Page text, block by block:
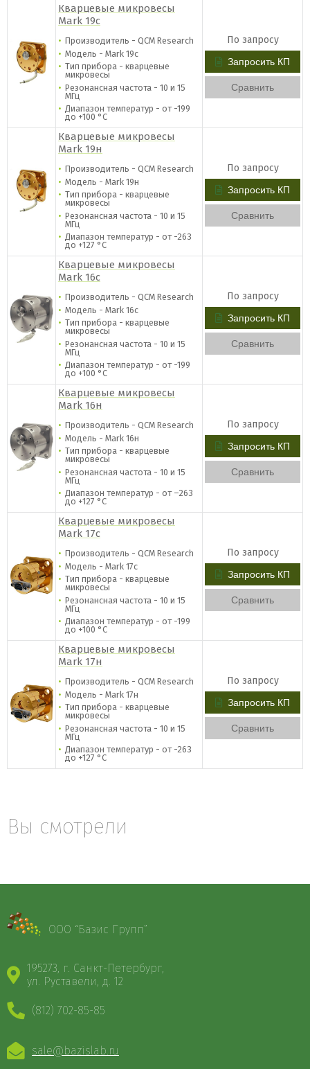
Кварцевые микровесы
Mark 19с
Производитель - QCM Research
Модель - Mark 19с
Тип прибора - кварцевые
микровесы
Резонансная частота - 10 и 15
МГц
Диапазон температур - от -199
до +100 °C
По запросу
Запросить КП
Сравнить
Кварцевые микровесы
Mark 19н
Производитель - QCM Research
Модель - Mark 19н
Тип прибора - кварцевые
микровесы
Резонансная частота - 10 и 15
МГц
Диапазон температур - от -263
до +127 °C
По запросу
Запросить КП
Сравнить
Кварцевые микровесы
Mark 16с
Производитель - QCM Research
Модель - Mark 16с
Тип прибора - кварцевые
микровесы
Резонансная частота - 10 и 15
МГц
Диапазон температур - от -199
до +100 °C
По запросу
Запросить КП
Сравнить
Кварцевые микровесы
Mark 16н
Производитель - QCM Research
Модель - Mark 16н
Тип прибора - кварцевые
микровесы
Резонансная частота - 10 и 15
МГц
Диапазон температур - от –263
до +127 °C
По запросу
Запросить КП
Сравнить
Кварцевые микровесы
Mark 17с
Производитель - QCM Research
Модель - Mark 17с
Тип прибора - кварцевые
микровесы
Резонансная частота - 10 и 15
МГц
Диапазон температур - от -199
до +100 °C
По запросу
Запросить КП
Сравнить
Кварцевые микровесы
Mark 17н
Производитель - QCM Research
Модель - Mark 17н
Тип прибора - кварцевые
микровесы
Резонансная частота - 10 и 15
МГц
Диапазон температур - от -263
до +127 °C
По запросу
Запросить КП
Сравнить
Вы смотрели
ООО “Базис Групп”
195273, г. Санкт-Петербург,
ул. Руставели, д. 12
(812) 702-85-85
sale@bazislab.ru